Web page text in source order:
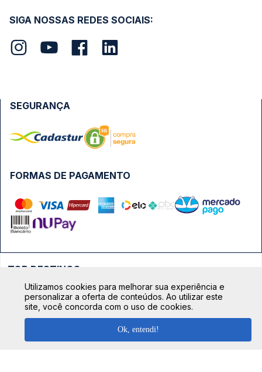
SIGA NOSSAS REDES SOCIAIS:
FORMAS DE PAGAMENTO
SEGURANÇA
TOP DESTINOS
Ônibus Rio de Janeiro
Ônibus São Paulo
TOP VIAÇÕES
Passagens Cometa
Passagens Gontijo
Utilizamos cookies para melhorar sua experiência e
personalizar a oferta de conteúdos. Ao utilizar este
site, você concorda com o uso de cookies.
Ok, entendi!